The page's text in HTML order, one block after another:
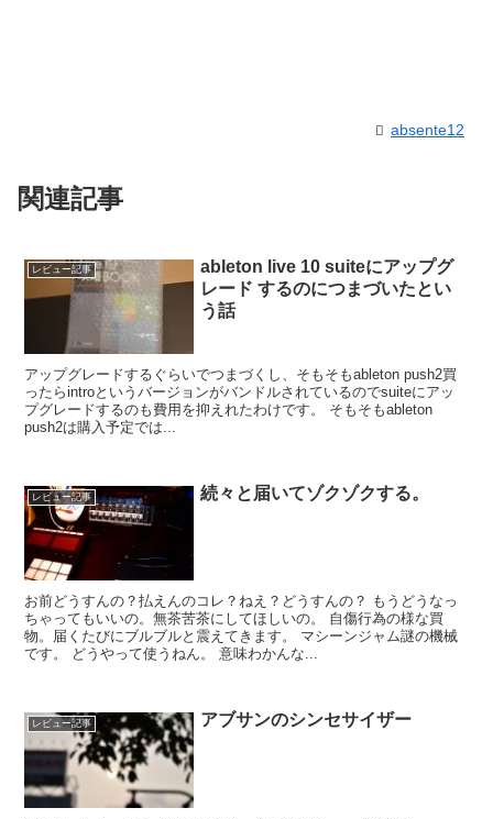
absente12
関連記事
レビュー記事
ableton live 10 suiteにアップグ
レード するのにつまづいたとい
う話
アップグレードするぐらいでつまづくし、そもそもableton push2買
ったらintroというバージョンがバンドルされているのでsuiteにアッ
プグレードするのも費用を抑えれたわけです。 そもそもableton
push2は購入予定では...
レビュー記事 続々と届いてゾクゾクする。
お前どうすんの？払えんのコレ？ねえ？どうすんの？ もうどうなっ
ちゃってもいいの。無茶苦茶にしてほしいの。 自傷行為の様な買
物。届くたびにブルブルと震えてきます。 マシーンジャム謎の機械
です。 どうやって使うねん。 意味わかんな...
レビュー記事 アブサンのシンセサイザー